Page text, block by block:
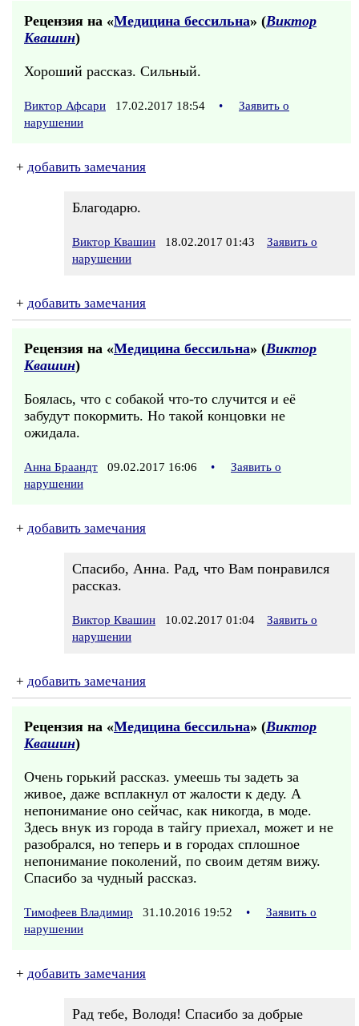
Рецензия на «Медицина бессильна» (Виктор
Квашин)
Хороший рассказ. Сильный.
Виктор Афсари 17.02.2017 18:54 •
Заявить о
нарушении
+ добавить замечания
Благодарю.
Виктор Квашин 18.02.2017 01:43
Заявить о
нарушении
+ добавить замечания
Рецензия на «Медицина бессильна» (Виктор
Квашин)
Боялась, что с собакой что-то случится и её
забудут покормить. Но такой концовки не
ожидала.
Анна Браандт 09.02.2017 16:06 •
Заявить о
нарушении
+ добавить замечания
Спасибо, Анна. Рад, что Вам понравился
рассказ.
Виктор Квашин 10.02.2017 01:04
Заявить о
нарушении
+ добавить замечания
Рецензия на «Медицина бессильна» (Виктор
Квашин)
Очень горький рассказ. умеешь ты задеть за
живое, даже всплакнул от жалости к деду. А
непонимание оно сейчас, как никогда, в моде.
Здесь внук из города в тайгу приехал, может и не
разобрался, но теперь и в городах сплошное
непонимание поколений, по своим детям вижу.
Спасибо за чудный рассказ.
Тимофеев Владимир 31.10.2016 19:52 •
Заявить о
нарушении
+ добавить замечания
Рад тебе, Володя! Спасибо за добрые